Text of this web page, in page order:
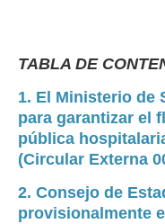
TABLA DE
1. El Ministerio de
para garantizar el
pública
(Circular Externa
2. Consejo de
provisionalmente